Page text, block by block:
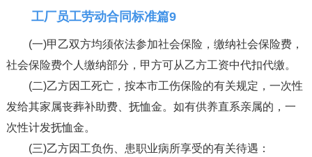
工厂员工劳动合同标准篇9
(一)甲乙双方均须依法参加社会保险，缴纳社会保险费，
社会保险费个人缴纳部分，甲方可从乙方工资中代扣代缴。
(二)乙方因工死亡，按本市工伤保险的有关规定，一次性
发给其家属丧葬补助费、抚恤金。如有供养直系亲属的，一
次性计发抚恤金。
(三)乙方因工负伤、患职业病所享受的有关待遇：